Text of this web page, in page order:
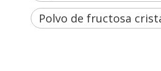
Polvo de fructosa